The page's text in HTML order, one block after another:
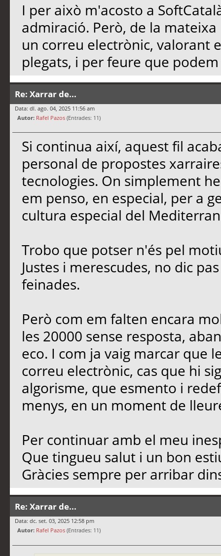
I per això m'acosto a
admiració. Però, de la
un correu electrònic, valorant
plegats, i per feure que
Re: Xarrar de...
Data: dl. ago. 04, 2025 11:56 am
Autor: Rafel Pazos (Entrades: 11)
Si continua així, aquest fil
personal de propostes
tecnologies. On simplement
em penso, en especial, per a
cultura especial del
Trobo que potser n'és pel
Justes i merescudes, no dic
feinades.
Però com em falten encara
les 20000 sense resposta,
eco. I com ja vaig marcar que
correu electrònic, cas que hi
algorisme, que esmento i
menys, en un moment de
Per continuar amb el meu
Que tingueu salut i un bon
Gràcies sempre per arribar
Re: Xarrar de...
Data: dc. set. 03, 2025 12:58 pm
Autor: Rafel Pazos (Entrades: 11)